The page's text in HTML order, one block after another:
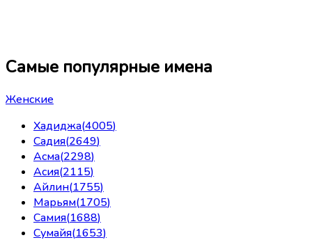
Самые популярные имена
Женские
Хадиджа(4005)
Садия(2649)
Асма(2298)
Асия(2115)
Айлин(1755)
Марьям(1705)
Самия(1688)
Сумайя(1653)